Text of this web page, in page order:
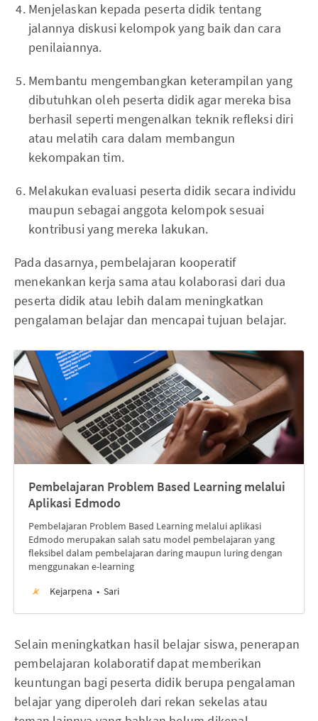
Menjelaskan kepada peserta didik tentang
jalannya diskusi kelompok yang baik dan cara
penilaiannya.
Membantu mengembangkan keterampilan yang
dibutuhkan oleh peserta didik agar mereka bisa
berhasil seperti mengenalkan teknik refleksi diri
atau melatih cara dalam membangun
kekompakan tim.
Melakukan evaluasi peserta didik secara individu
maupun sebagai anggota kelompok sesuai
kontribusi yang mereka lakukan.
Pada dasarnya, pembelajaran kooperatif
menekankan kerja sama atau kolaborasi dari dua
peserta didik atau lebih dalam meningkatkan
pengalaman belajar dan mencapai tujuan belajar.
Pembelajaran Problem Based Learning melalui
Aplikasi Edmodo
Pembelajaran Problem Based Learning melalui aplikasi
Edmodo merupakan salah satu model pembelajaran yang
fleksibel dalam pembelajaran daring maupun luring dengan
menggunakan e-learning
Kejarpena
Sari
Selain meningkatkan hasil belajar siswa, penerapan
pembelajaran kolaboratif dapat memberikan
keuntungan bagi peserta didik berupa pengalaman
belajar yang diperoleh dari rekan sekelas atau